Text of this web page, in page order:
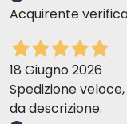
Acquirente
18 Giugno 2026
Spedizione
da descrizione.